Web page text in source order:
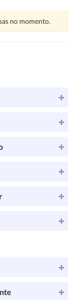
no momento.